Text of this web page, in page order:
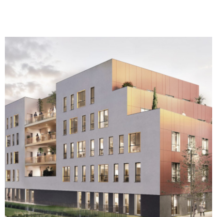
par pompe à chaleur réversible, éclairage LED, fibre optique,
vidéophonie). Plateaux livrés aménagés et prêts à cloisonner
selon vos besoins Revêtements de sol en PVC pour les lots
privatifs Plinthes électriques périphériques intégrées Éclairages
LED encastré Précâblage fibre optique et arrivée téléphonique
par colonne montante. Sanitaires équipés (WC suspendus,
vasque avec miroir et applique lumineuse). Parties communes
soignées : hall daccueil décoré, ascenseur aux normes PMR 8
personnes, local vélos, espaces verts paysagers. Parkings en
sous-sol et en extérieur sécurisés avec accès par portail
automatique. Espaces verts paysagés Certains lots bénéficient
de terrasses privatives. Les lots disponiblesDes surfaces
variées à partir de 48 m² jusqu'à plus de 500 m² (étage
complet), permettant aussi bien linstallation de cabinets
individuels que de maisons de santé pluridisciplinaires, centres
d'appels etc.... Un emplacement stratégique Quartier dynamique
et innovant dédié à la santé : ZAC Aubette Martainville Rue
VOIR LE BIEN